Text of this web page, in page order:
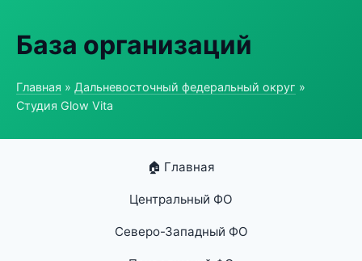
База организаций
Главная » Дальневосточный федеральный округ »
Студия Glow Vita
🏠 Главная
Центральный ФО
Северо-Западный ФО